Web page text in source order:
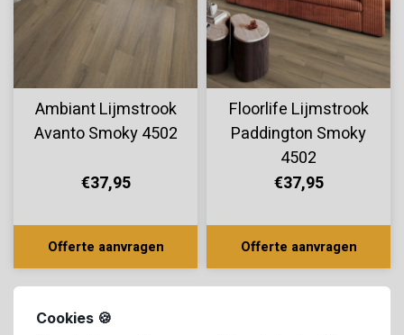
Cookies 🍪
Ambiant Lijmstrook
Avanto Smoky 4502
€37,95
Offerte aanvragen
Floorlife Lijmstrook
Paddington Smoky
4502
€37,95
Offerte aanvragen